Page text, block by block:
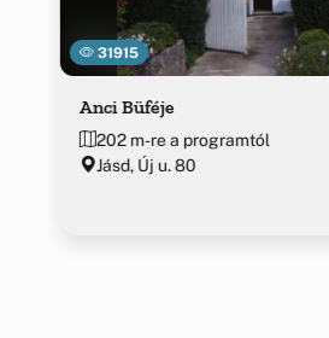
31915
Anci Büféje
202 m-re a programtól
Jásd, Új u. 80